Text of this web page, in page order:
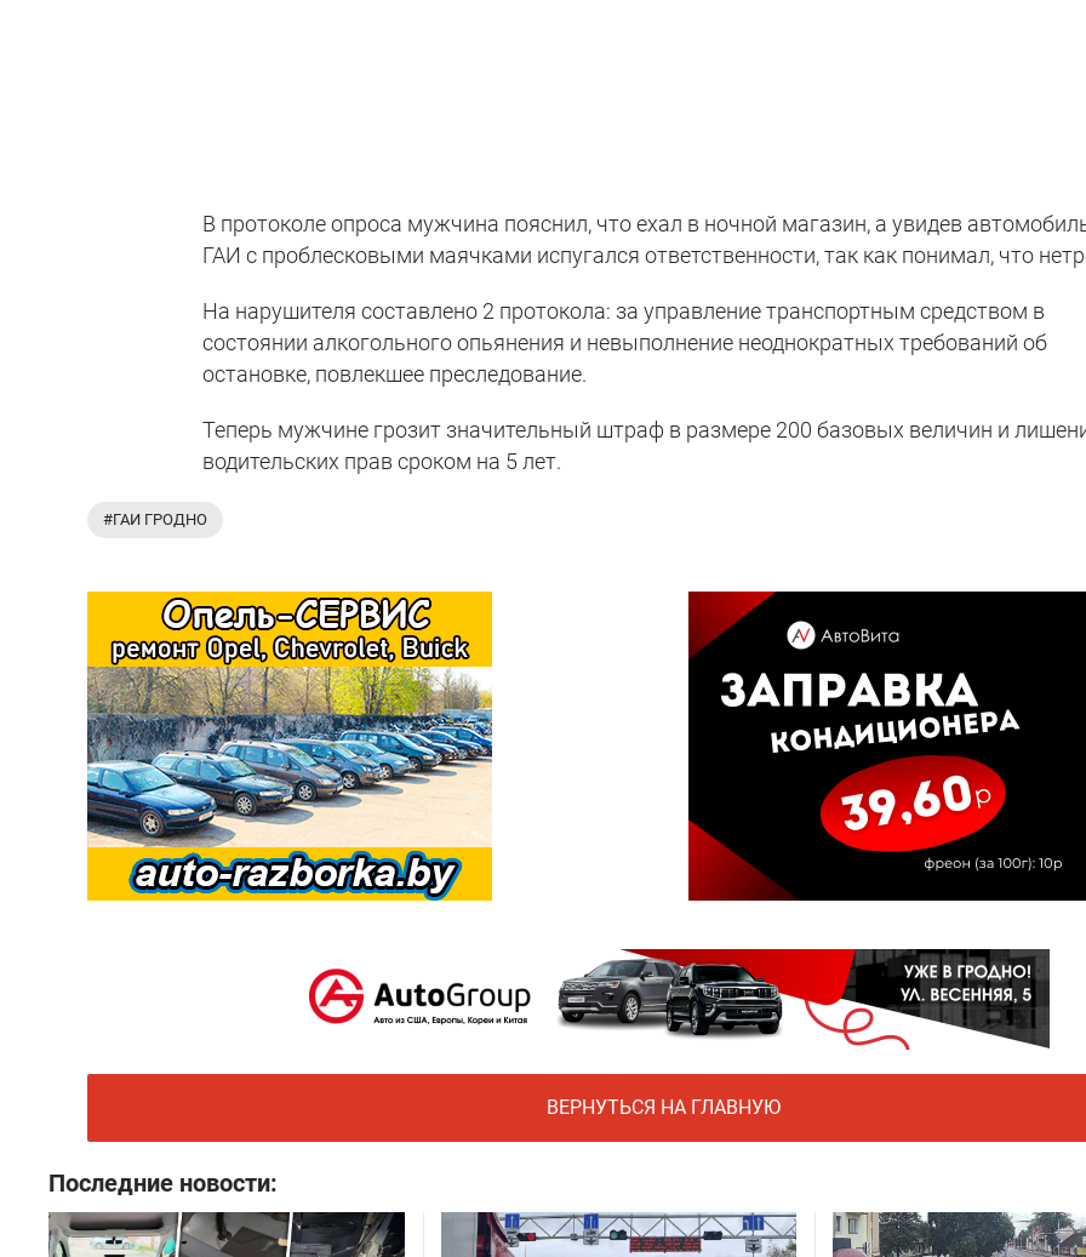
В протоколе опроса мужчина пояснил, что ехал в ночной магазин, а увидев
ГАИ с проблесковыми маячками испугался ответственности, так как понимал, что
На нарушителя составлено 2 протокола: за управление транспортным средством в
состоянии алкогольного опьянения и невыполнение неоднократных требований об
остановке, повлекшее преследование.
Теперь мужчине грозит значительный штраф в размере 200 базовых величин и
водительских прав сроком на 5 лет.
#ГАИ ГРОДНО
ВЕРНУТЬСЯ НА ГЛАВНУЮ
Последние новости: